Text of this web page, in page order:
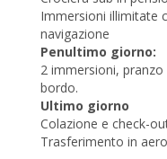
Immersioni illimitate
navigazione
Penultimo giorno:
2 immersioni,
bordo.
Ultimo giorno
Colazione e check-
Trasferimento in